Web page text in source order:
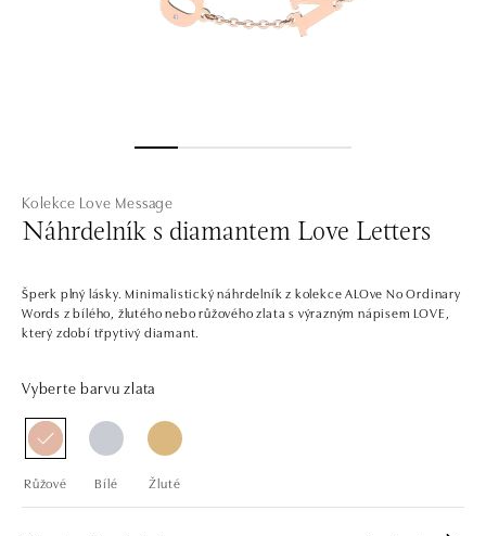
Kolekce Love Message
Náhrdelník s diamantem Love Letters
Šperk plný lásky. Minimalistický náhrdelník z kolekce ALOve No Ordinary
Words z bílého, žlutého nebo růžového zlata s výrazným nápisem LOVE,
který zdobí třpytivý diamant.
Vyberte barvu zlata
Růžové Bílé Žluté